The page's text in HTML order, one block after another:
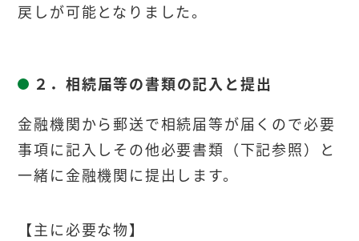
戻しが可能となりました。
２．相続届等の書類の記入と提出
金融機関から郵送で相続届等が届くので必要
事項に記入しその他必要書類（下記参照）と
一緒に金融機関に提出します。
【主に必要な物】